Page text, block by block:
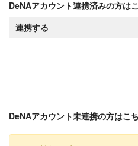
DeNAアカウント連携済みの方は
連携する
DeNAアカウント未連携の方はこ